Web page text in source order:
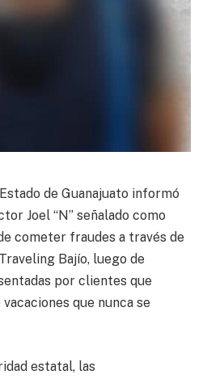
de Guanajuato informó
Joel “N” señalado como
cometer fraudes a través de
Bajío, luego de
por clientes que
que nunca se
estatal, las